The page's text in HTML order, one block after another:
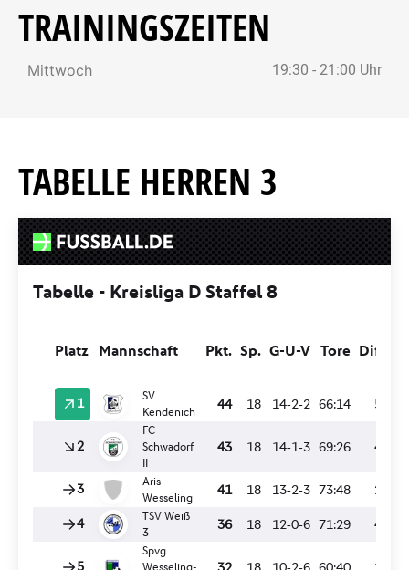
TRAININGSZEITEN
Mittwoch 19:30 - 21:00 Uhr
TABELLE HERREN 3